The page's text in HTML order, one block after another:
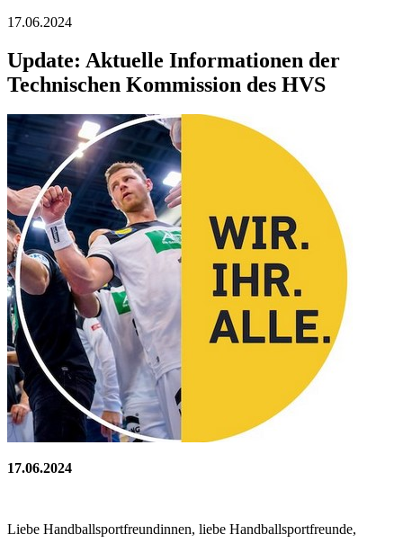
17.06.2024
Update: Aktuelle Informationen der
Technischen Kommission des HVS
17.06.2024
Liebe Handballsportfreundinnen, liebe Handballsportfreunde,